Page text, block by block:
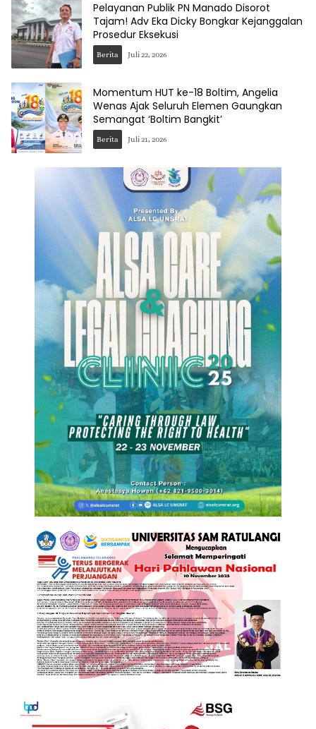
Pelayanan Publik PN Manado Disorot
Tajam! Adv Eka Dicky Bongkar Kejanggalan
Prosedur Eksekusi
Berita Juli 22, 2026
Momentum HUT ke-18 Boltim, Angelia
Wenas Ajak Seluruh Elemen Gaungkan
Semangat ‘Boltim Bangkit’
Berita Juli 21, 2026